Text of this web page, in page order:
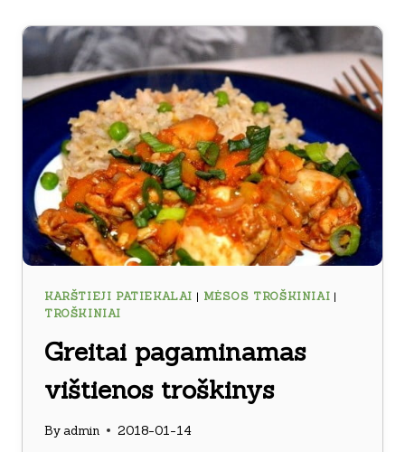
KARŠTIEJI PATIEKALAI | MĖSOS TROŠKINIAI |
TROŠKINIAI
Greitai pagaminamas
vištienos troškinys
By admin 2018-01-14